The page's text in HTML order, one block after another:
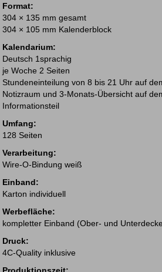
Format:
304 × 135 mm gesamt
304 × 105 mm Kalenderblock
Kalendarium:
Deutsch 1sprachig
je Woche 2 Seiten
Stundeneinteilung von 8 bis 21 Uhr auf
Notizraum und 3-Monats-Übersicht auf
Informationsteil
Umfang:
128 Seiten
Verarbeitung:
Wire-O-Bindung weiß
Einband:
Karton individuell
Werbefläche:
kompletter Einband (Ober- und
Druck:
4C-Quality inklusive